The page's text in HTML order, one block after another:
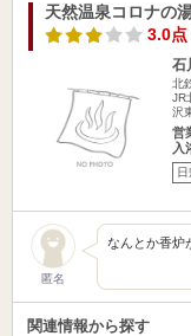
天然温泉コロナの
3.0点
石
北
JR
沢
営
入
日
匿名
なんとか香炉
関連情報から探す